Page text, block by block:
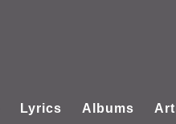
Lyrics Albums